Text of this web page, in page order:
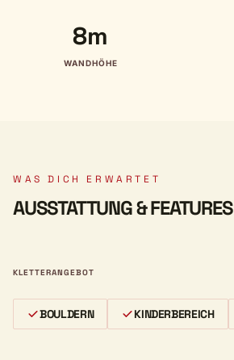
8m
WANDHÖHE
WAS DICH ERWARTET
AUSSTATTUNG & FEATURES
KLETTERANGEBOT
BOULDERN KINDERBEREICH